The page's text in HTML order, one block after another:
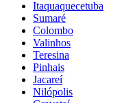
Itaquaquecetuba
Sumaré
Colombo
Valinhos
Teresina
Pinhais
Jacareí
Nilópolis